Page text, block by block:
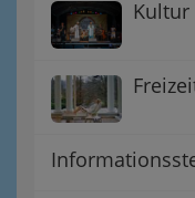
Kultur